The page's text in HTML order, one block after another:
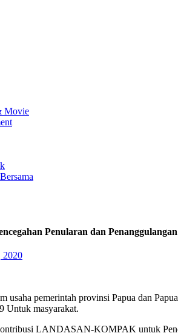
Movie
Penularan dan
2020
usaha pemerintah provinsi Papua dan
Untuk masyarakat.
LANDASAN-KOMPAK untuk